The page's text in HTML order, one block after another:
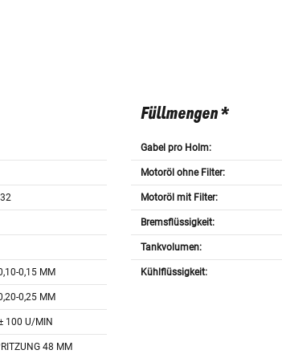
0,15 MM
0,25 MM
100 U/MIN
48 MM
Füllmengen *
Gabel pro Holm:
Motoröl ohne Filter:
Motoröl mit Filter:
Bremsflüssigkeit:
Tankvolumen:
Kühlflüssigkeit: